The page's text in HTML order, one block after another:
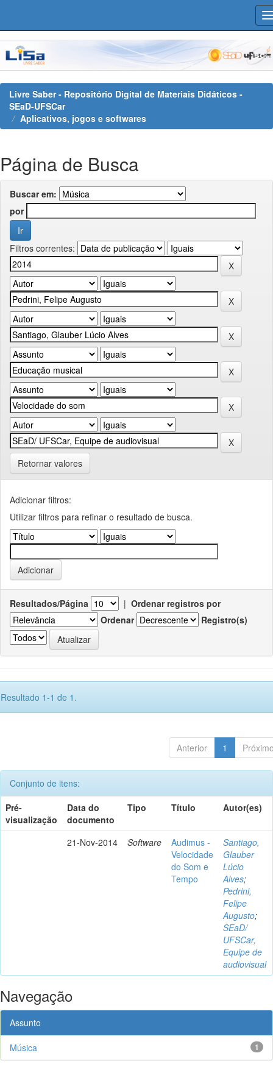
navigation
Livre Saber - Repositório Digital de Materiais Didáticos -
SEaD-UFSCar
Aplicativos, jogos e softwares
Página de Busca
Buscar em:
por
Filtros correntes:
Retornar valores
Adicionar filtros:
Utilizar filtros para refinar o resultado de busca.
Resultados/Página | Ordenar registros por
Ordenar
Registro(s)
Resultado 1-1 de 1.
Anterior 1
Conjunto de itens:
Pré-
visualização
Data do
documento
Tipo Título Autor(es)
21-Nov-2014 Software
Audimus -
Velocidade
do Som e
Tempo
Santiago,
Glauber
Lúcio
Alves;
Pedrini,
Felipe
Augusto;
SEaD/
UFSCar,
Equipe de
audiovisual
Navegação
Assunto
1
Música